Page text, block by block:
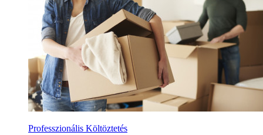
Professzionális Költöztetés